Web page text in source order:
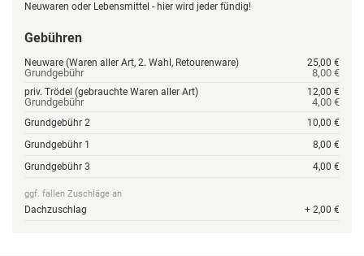
Neuwaren oder Lebensmittel - hier wird jeder fündig!
Gebühren
Neuware (Waren aller Art, 2. Wahl, Retourenware) 25,00 €
Grundgebühr 8,00 €
priv. Trödel (gebrauchte Waren aller Art) 12,00 €
Grundgebühr 4,00 €
Grundgebühr 2
10,00 €
Grundgebühr 1
8,00 €
Grundgebühr 3
4,00 €
ggf. fallen Zuschläge an
Dachzuschlag + 2,00 €